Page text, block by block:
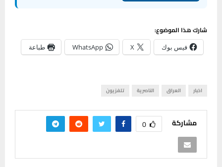
شارك هذا الموضوع:
فيس بوك X
WhatsApp طباعة
اخبار العراق الناصرية تلفزيون
مشاركة 0